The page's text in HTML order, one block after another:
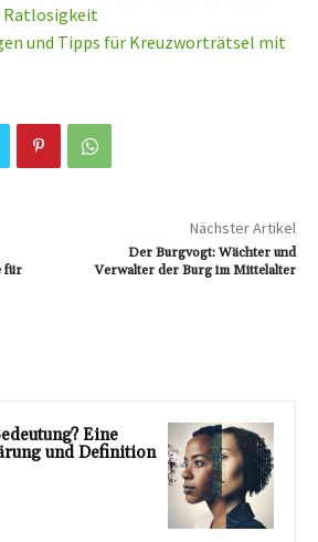
Ratlosigkeit
und Tipps für Kreuzworträtsel mit
für
Nächster Artikel
Der Burgvogt: Wächter und
Verwalter der Burg im Mittelalter
Eine
und Definition